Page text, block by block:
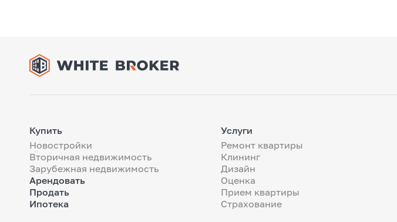
Купить
Новостройки
Вторичная недвижимость
Зарубежная недвижимость
Арендовать
Продать
Ипотека
Услуги
Ремонт квартиры
Клининг
Дизайн
Оценка
Прием квартиры
Страхование